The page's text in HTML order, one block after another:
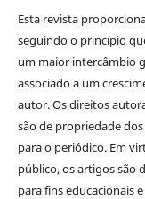
Esta revista
seguindo o princípio
um maior intercâmbio
associado a um
autor. Os direitos
são de propriedade
para o periódico. Em
público, os artigos são
para fins educacionais